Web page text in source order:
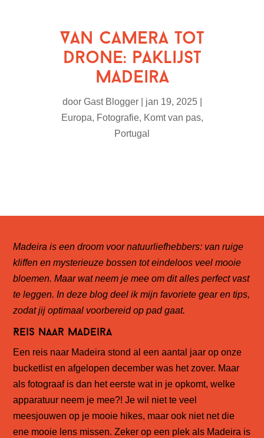
Van camera tot
drone: paklijst
Madeira
door Gast Blogger| jan 19, 2025|
Europa, Fotografie, Komt van pas,
Portugal
Madeira is een droom voor natuurliefhebbers: van ruige
kliffen en mysterieuze bossen tot eindeloos veel mooie
bloemen. Maar wat neem je mee om dit alles perfect vast
te leggen. In deze blog deel ik mijn favoriete gear en tips,
zodat jij optimaal voorbereid op pad gaat.
Reis naar Madeira
Een reis naar Madeira stond al een aantal jaar op onze
bucketlist en afgelopen december was het zover. Maar
als fotograaf is dan het eerste wat in je opkomt, welke
apparatuur neem je mee?! Je wil niet te veel
meesjouwen op je mooie hikes, maar ook niet net die
ene mooie lens missen. Zeker op een plek als Madeira is